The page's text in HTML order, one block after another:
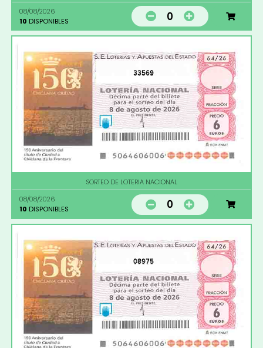
08/08/2026
10 DISPONIBLES 0
33569
SORTEO DE LOTERIA NACIONAL
08/08/2026
10 DISPONIBLES 0
08975